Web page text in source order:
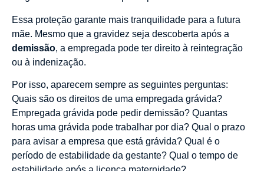
Essa proteção garante mais tranquilidade para a futura
mãe. Mesmo que a gravidez seja descoberta após a
demissão, a empregada pode ter direito à reintegração
ou à indenização.
Por isso, aparecem sempre as seguintes perguntas:
Quais são os direitos de uma empregada grávida?
Empregada grávida pode pedir demissão? Quantas
horas uma grávida pode trabalhar por dia? Qual o prazo
para avisar a empresa que está grávida? Qual é o
período de estabilidade da gestante? Qual o tempo de